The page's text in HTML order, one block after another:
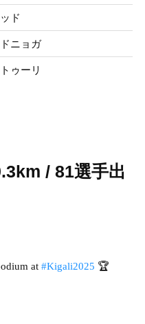
ド
ニョガ
ゥーリ
/ 81選手出
at #Kigali2025 🏆